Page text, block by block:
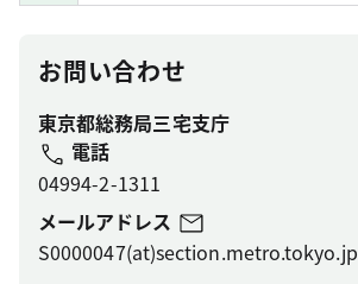
お問い合わせ
東京都総務局三宅支庁
電話
04994-2-1311
メールアドレス
S0000047(at)section.metro.tokyo.jp